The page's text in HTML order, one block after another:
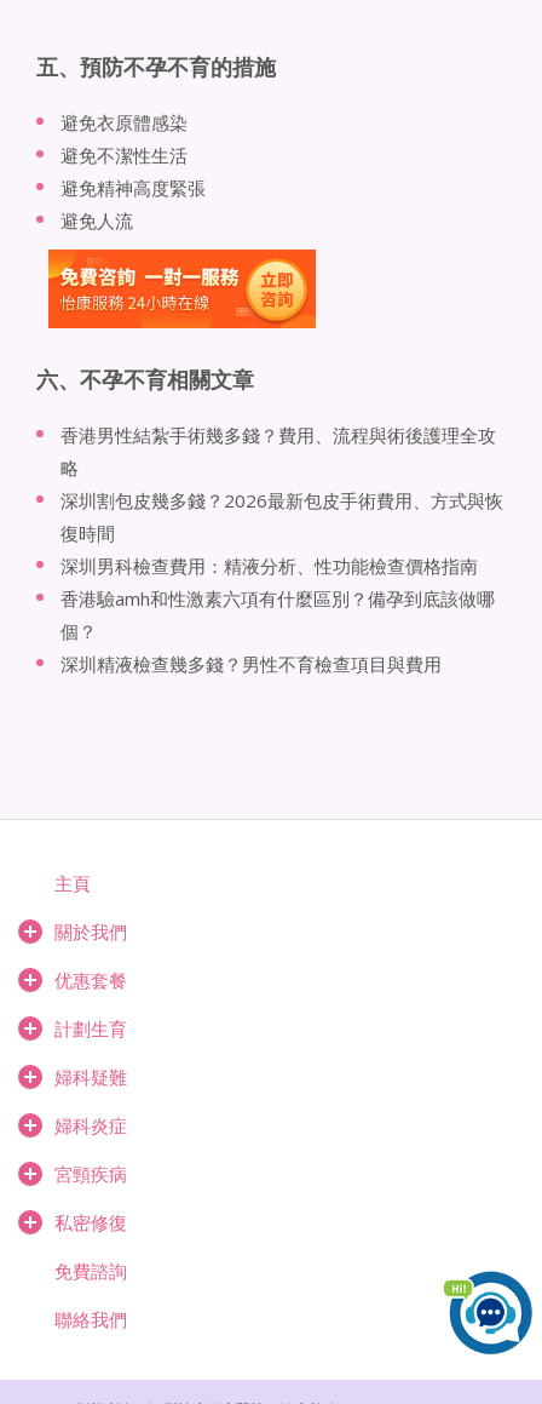
五、預防不孕不育的措施
避免衣原體感染
避免不潔性生活
避免精神高度緊張
避免人流
六、不孕不育相關文章
香港男性結紮手術幾多錢？費用、流程與術後護理全攻
略
深圳割包皮幾多錢？2026最新包皮手術費用、方式與恢
復時間
深圳男科檢查費用：精液分析、性功能檢查價格指南
香港驗amh和性激素六項有什麼區別？備孕到底該做哪
個？
深圳精液檢查幾多錢？男性不育檢查項目與費用
主頁
關於我們
优惠套餐
計劃生育
婦科疑難
婦科炎症
宮頸疾病
私密修復
免費諮詢
聯絡我們